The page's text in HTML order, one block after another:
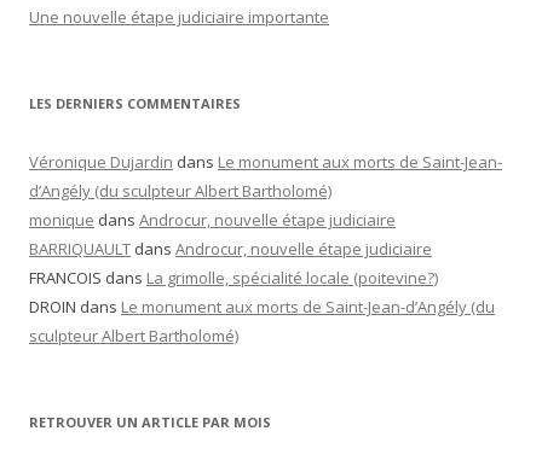
Une nouvelle étape judiciaire importante
LES DERNIERS COMMENTAIRES
Véronique Dujardin dans Le monument aux morts de Saint-Jean-
d’Angély (du sculpteur Albert Bartholomé)
monique dans Androcur, nouvelle étape judiciaire
BARRIQUAULT dans Androcur, nouvelle étape judiciaire
FRANCOIS dans La grimolle, spécialité locale (poitevine?)
DROIN dans Le monument aux morts de Saint-Jean-d’Angély (du
sculpteur Albert Bartholomé)
RETROUVER UN ARTICLE PAR MOIS